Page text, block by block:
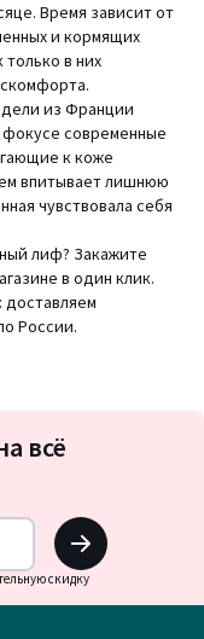
Время зависит от
и кормящих
в них
из Франции
фокусе современные
к коже
впитывает лишнюю
чувствовала себя
лиф? Закажите
в один клик.
доставляем
России.
всё
OK
скидку